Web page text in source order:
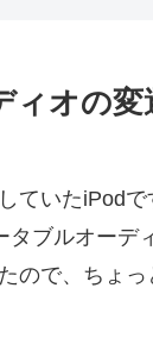
ィオの変
ていたiPod
ブルオーデ
ので、ちょっ